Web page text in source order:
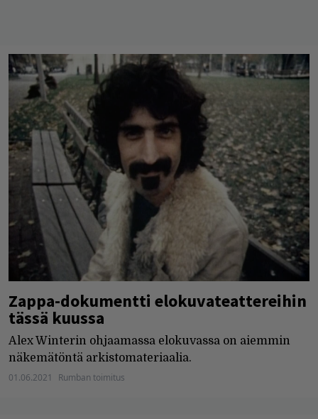
Zappa-dokumentti elokuvateattereihin
tässä kuussa
Alex Winterin ohjaamassa elokuvassa on aiemmin
näkemätöntä arkistomateriaalia.
01.06.2021 Rumban toimitus